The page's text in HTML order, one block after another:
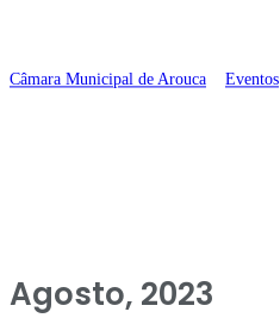
Câmara Municipal de Arouca Eventos
Agosto, 2023